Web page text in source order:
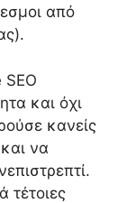
από
και όχι
κανείς
να
τέτοιες